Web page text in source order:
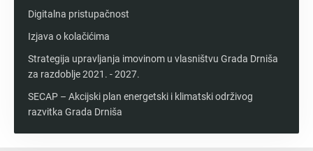
Digitalna pristupačnost
Izjava o kolačićima
Strategija upravljanja imovinom u vlasništvu Grada Drniša
za razdoblje 2021. - 2027.
SECAP – Akcijski plan energetski i klimatski održivog
razvitka Grada Drniša